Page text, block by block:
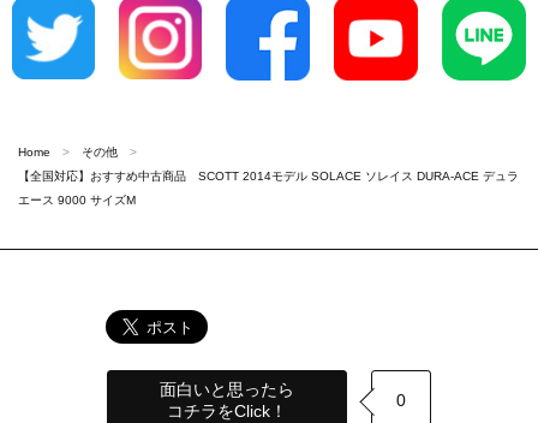
Home
その他
【全国対応】おすすめ中古商品 SCOTT 2014モデル SOLACE ソレイス DURA-ACE デュラ
エース 9000 サイズM
面白いと思ったら
コチラをClick！
0